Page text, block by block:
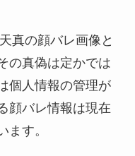
真の顔バレ画像と
の真偽は定かでは
個人情報の管理が
顔バレ情報は現在
ます。